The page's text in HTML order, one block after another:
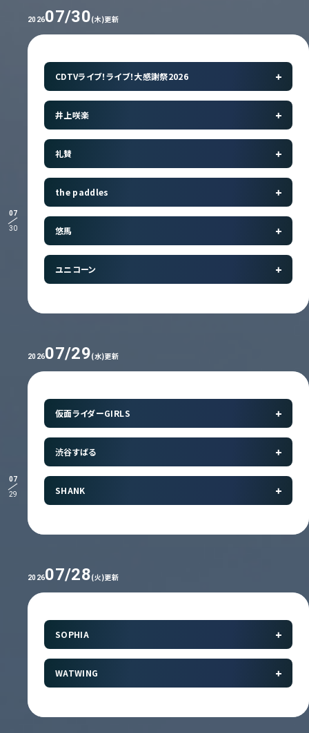
07
30
07
29
202607/30(木)更新
CDTVライブ！ライブ！大感謝祭2026
井上咲楽
礼賛
the paddles
悠馬
ユニコーン
202607/29(水)更新
仮面ライダーGIRLS
渋谷すばる
SHANK
202607/28(火)更新
SOPHIA
WATWING